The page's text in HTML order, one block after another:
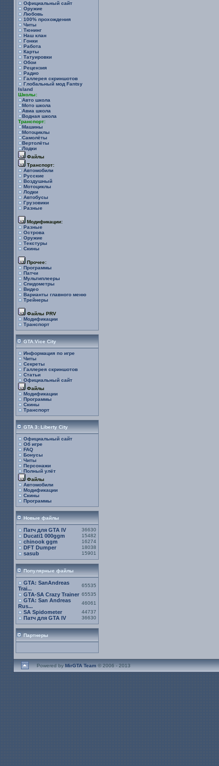
Официальный сайт
Оружие
Любовь
100% прохождения
Читы
Тюнинг
Наш клан
Гонки
Работа
Карты
Татуировки
Обои
Рецензия
Радио
Галлерея скриншотов
Глобальный мод Fantsy
Island
Школы:
Авто школа
Мото школа
Авиа школа
Водная школа
Транспорт:
Машины
Мотоциклы
Самолёты
Вертолёты
Лодки
Файлы
Транспорт:
Автомобили
Русские
Воздушный
Мотоциклы
Лодки
Автобусы
Грузовики
Разные
Модификации:
Разные
Острова
Оружие
Текстуры
Скины
Прочее:
Программы
Патчи
Мультиплееры
Спидометры
Видео
Варианты главного меню
Трейнеры
Файлы PRV
Модификации
Транспорт
GTA:Vice City
Информация по игре
Читы
Секреты
Галлерея скриншотов
Статьи
Официальный сайт
Файлы
Модификации
Программы
Скины
Транспорт
GTA 3: Liberty City
Официальный сайт
Об игре
FAQ
Бонусы
Читы
Персонажи
Полный улёт
Файлы
Автомобили
Модификации
Скины
Программы
Новые файлы
Патч для GTA IV 36630
Ducati1 000ggm 15482
chinook ggm 16274
DFT Dumper 18038
sasub 15901
Популярные файлы
GTA: SanAndreas
Trai...
65535
GTA-SA Crazy Trainer 65535
GTA: San Andreas
Rus...
46061
SA Spidometer 44737
Патч для GTA IV 36630
Партнеры
Powered byMirGTA Team© 2006 - 2013